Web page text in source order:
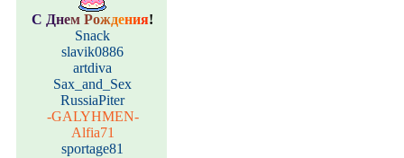
С Днем Рождения!
Snack
slavik0886
artdiva
Sax_and_Sex
RussiaPiter
-GALYHMEN-
Alfia71
sportage81